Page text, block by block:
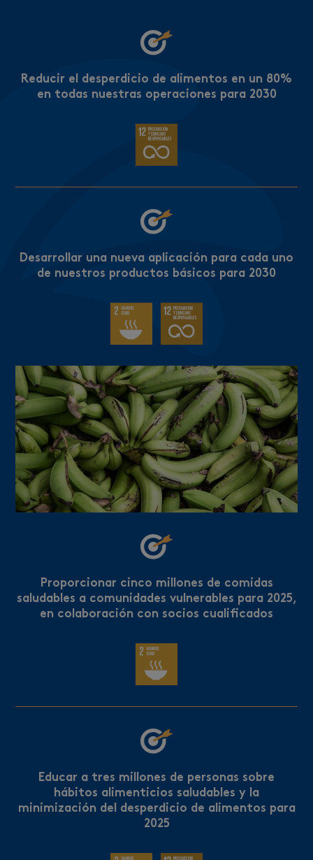
Reducir el desperdicio de alimentos en un 80%
en todas nuestras operaciones para 2030
Desarrollar una nueva aplicación para cada uno
de nuestros productos básicos para 2030
Proporcionar cinco millones de comidas
saludables a comunidades vulnerables para 2025,
en colaboración con socios cualificados
Educar a tres millones de personas sobre
hábitos alimenticios saludables y la
minimización del desperdicio de alimentos para
2025